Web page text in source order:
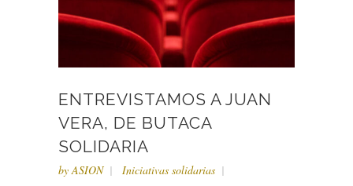
ENTREVISTAMOS A JUAN
VERA, DE BUTACA
SOLIDARIA
byASION
Iniciativas solidarias